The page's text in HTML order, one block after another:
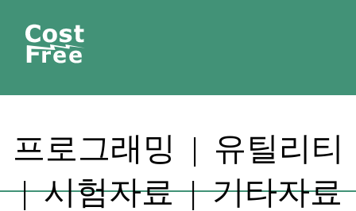
프로그래밍 | 유틸리티
|시험자료|기타자료